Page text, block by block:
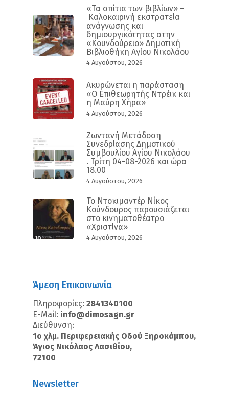
«Τα σπίτια των βιβλίων» –
Καλοκαιρινή εκστρατεία
ανάγνωσης και
δημιουργικότητας στην
«Κουνδούρειο» Δημοτική
Βιβλιοθήκη Αγίου Νικολάου
4 Αυγούστου, 2026
Ακυρώνεται η παράσταση
«Ο Επιθεωρητής Ντρέικ και
η Μαύρη Χήρα»
4 Αυγούστου, 2026
Ζωντανή Μετάδοση
Συνεδρίασης Δημοτικού
Συμβουλίου Αγίου Νικολάου
. Τρίτη 04-08-2026 και ώρα
18.00
4 Αυγούστου, 2026
Το Ντοκιμαντέρ Νίκος
Κούνδουρος παρουσιάζεται
στο κινηματοθέατρο
«Χριστίνα»
4 Αυγούστου, 2026
Άμεση Επικοινωνία
Πληροφορίες: 2841340100
E-Mail: info@dimosagn.gr
Διεύθυνση:
1ο χλμ. Περιφερειακής Οδού Ξηροκάμπου,
Άγιος Νικόλαος Λασιθίου,
72100
Newsletter